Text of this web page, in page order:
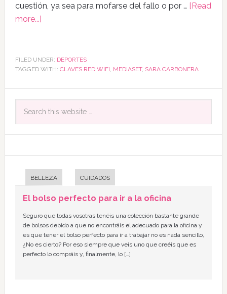
cuestión, ya sea para mofarse del fallo o por … [Read
more...]
FILED UNDER: DEPORTES
TAGGED WITH: CLAVES RED WIFI MEDIASET, SARA CARBONERA
BELLEZA CUIDADOS
El bolso perfecto para ir a la oficina
Seguro que todas vosotras tenéis una colección bastante grande
de bolsos debido a que no encontráis el adecuado para la oficina y
es que tener el bolso perfecto para ir a trabajar no es nada sencillo,
¿No es cierto? Por eso siempre que veis uno que creéis que es
perfecto lo compráis y, finalmente, lo […]